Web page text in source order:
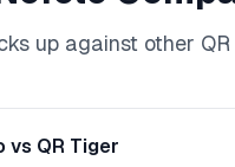
up against other
vs QR Tiger